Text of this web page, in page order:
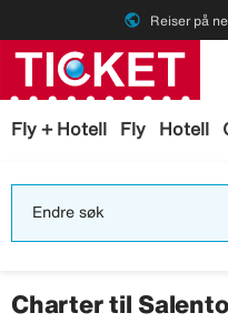
public Reiser på
Fly + Hotell Fly Hotell
Endre søk
Charter til